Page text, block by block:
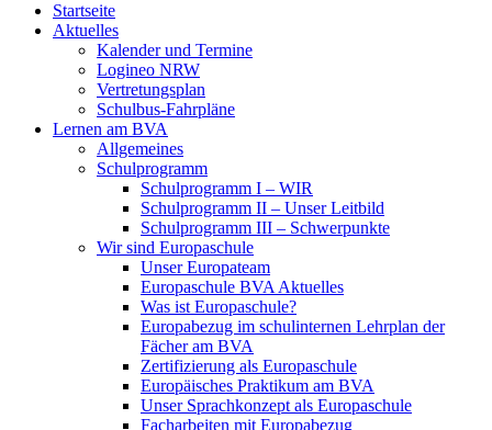
Startseite
Aktuelles
Kalender und Termine
Logineo NRW
Vertretungsplan
Schulbus-Fahrpläne
Lernen am BVA
Allgemeines
Schulprogramm
Schulprogramm I – WIR
Schulprogramm II – Unser Leitbild
Schulprogramm III – Schwerpunkte
Wir sind Europaschule
Unser Europateam
Europaschule BVA Aktuelles
Was ist Europaschule?
Europabezug im schulinternen Lehrplan der
Fächer am BVA
Zertifizierung als Europaschule
Europäisches Praktikum am BVA
Unser Sprachkonzept als Europaschule
Facharbeiten mit Europabezug